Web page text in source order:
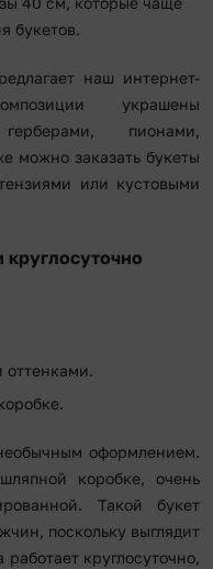
букетов.
наш интернет-
украшены
пионами,
можно заказать букеты
или кустовыми
круглосуточно
оформлением.
коробке, очень
Такой букет
поскольку выглядит
круглосуточно,